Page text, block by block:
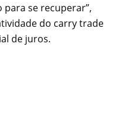
se recuperar”,
do carry trade
de juros.